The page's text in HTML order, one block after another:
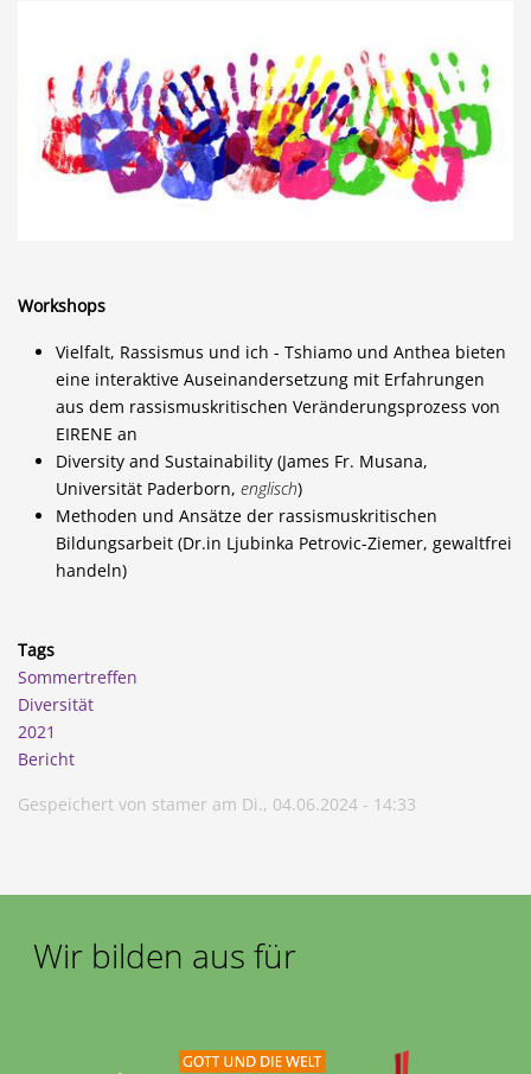
Workshops
Vielfalt, Rassismus und ich - Tshiamo und Anthea bieten
eine interaktive Auseinandersetzung mit Erfahrungen
aus dem rassismuskritischen Veränderungsprozess von
EIRENE an
Diversity and Sustainability (James Fr. Musana,
Universität Paderborn, englisch)
Methoden und Ansätze der rassismuskritischen
Bildungsarbeit (Dr.in Ljubinka Petrovic-Ziemer, gewaltfrei
handeln)
Tags
Sommertreffen
Diversität
2021
Bericht
Gespeichert von stamer am Di., 04.06.2024 - 14:33
Wir bilden aus für